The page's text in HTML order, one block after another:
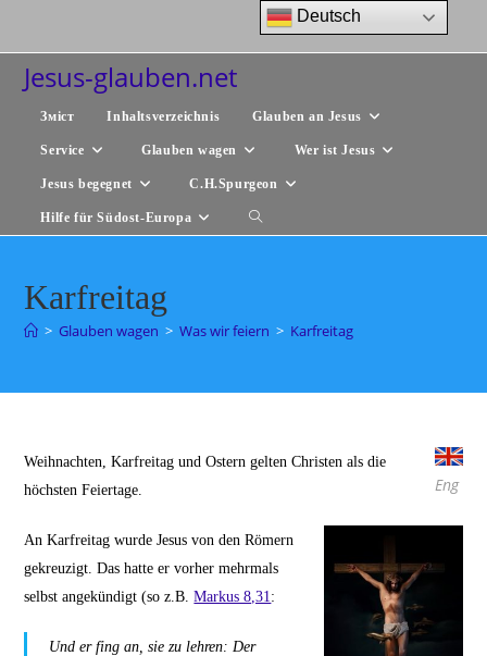
springenJesus-glauben.net
Зміст Inhaltsverzeichnis Glauben an Jesus
Service Glauben wagen Wer ist Jesus
Jesus begegnet C.H.Spurgeon
Hilfe für Südost-Europa Website-
Karfreitag
> Glauben wagen > Was wir feiern > Karfreitag
Eng
Weihnachten, Karfreitag und Ostern gelten Christen als die
höchsten Feiertage.
An Karfreitag wurde Jesus von den Römern
gekreuzigt. Das hatte er vorher mehrmals
selbst angekündigt (so z.B.Markus 8,31:
Und er fing an, sie zu lehren: Der
Deutsch